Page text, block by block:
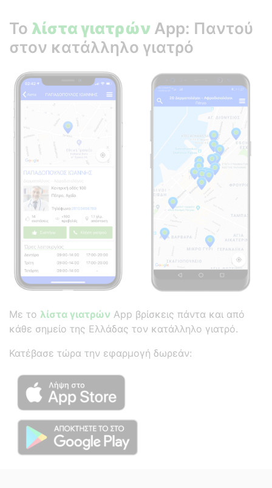
Το λίστα γιατρών App: Παντού
στον κατάλληλο γιατρό
Με το λίστα γιατρών App βρίσκεις πάντα και από
κάθε σημείο της Ελλάδας τον κατάλληλο γιατρό.
Κατέβασε τώρα την εφαρμογή δωρεάν: